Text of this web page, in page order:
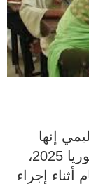
إنها
ستلغي امتحانات 221 مشاركا في باكلوريا 2025،
إجراء